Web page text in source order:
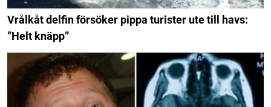
Vrålkåt delfin försöker pippa turister ute till havs:
”Helt knäpp”